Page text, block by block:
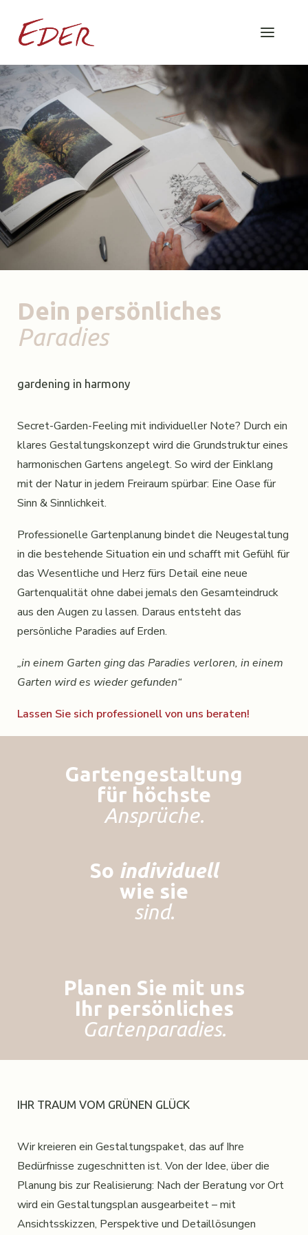
Dein persönliches
Paradies
gardening in harmony
Secret-Garden-Feeling mit individueller Note? Durch ein
klares Gestaltungskonzept wird die Grundstruktur eines
harmonischen Gartens angelegt. So wird der Einklang
mit der Natur in jedem Freiraum spürbar: Eine Oase für
Sinn & Sinnlichkeit.
Professionelle Gartenplanung bindet die Neugestaltung
in die bestehende Situation ein und schafft mit Gefühl für
das Wesentliche und Herz fürs Detail eine neue
Gartenqualität ohne dabei jemals den Gesamteindruck
aus den Augen zu lassen. Daraus entsteht das
persönliche Paradies auf Erden.
„in einem Garten ging das Paradies verloren, in einem
Garten wird es wieder gefunden“
Lassen Sie sich professionell von uns beraten!
Gartengestaltung
für höchste
Ansprüche.
So individuell
wie sie
sind.
Planen Sie mit uns
Ihr persönliches
Gartenparadies.
IHR TRAUM VOM GRÜNEN GLÜCK
Wir kreieren ein Gestaltungspaket, das auf Ihre
Bedürfnisse zugeschnitten ist. Von der Idee, über die
Planung bis zur Realisierung: Nach der Beratung vor Ort
wird ein Gestaltungsplan ausgearbeitet – mit
Ansichtsskizzen, Perspektive und Detaillösungen